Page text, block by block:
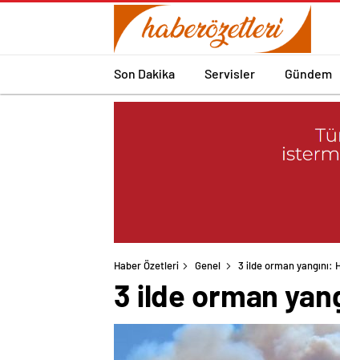
Son Dakika Servisler Gündem
Haber Özetleri Genel 3 ilde orman yangını:
3 ilde orman